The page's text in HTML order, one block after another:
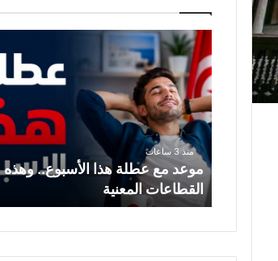
م
و
ع
د
م
ع
ع
ط
ل
ة
ه
ا
منذ 3 ساعات
موعد مع عطلة هذا الأسبوع.. وهذه
القطاعات المعنية